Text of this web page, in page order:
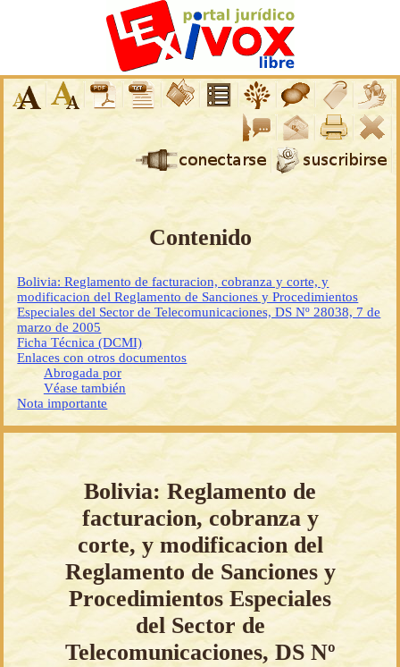
Contenido
Bolivia: Reglamento de facturacion, cobranza y corte, y
modificacion del Reglamento de Sanciones y Procedimientos
Especiales del Sector de Telecomunicaciones, DS Nº 28038, 7 de
marzo de 2005
Ficha Técnica (DCMI)
Enlaces con otros documentos
Abrogada por
Véase también
Nota importante
Bolivia: Reglamento de
facturacion, cobranza y
corte, y modificacion del
Reglamento de Sanciones y
Procedimientos Especiales
del Sector de
Telecomunicaciones, DS Nº